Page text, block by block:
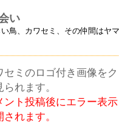
い
鳥、カワセミ、その仲間は
ミのロゴ付き画像を
られます。
ト投稿後にエラー表
れます。